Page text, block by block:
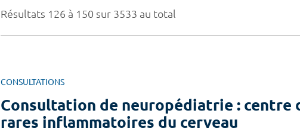
Résultats 126 à 150 sur 3533 au total
CONSULTATIONS
Consultation de neuropédiatrie : centre
rares inflammatoires du cerveau